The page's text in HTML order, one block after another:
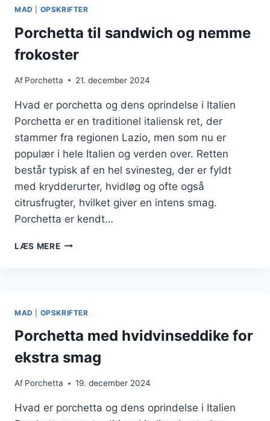
MAD OPSKRIFTER
Porchetta til sandwich og nemme
frokoster
Af Porchetta 21. december 2024
Hvad er porchetta og dens oprindelse i Italien
Porchetta er en traditionel italiensk ret, der
stammer fra regionen Lazio, men som nu er
populær i hele Italien og verden over. Retten
består typisk af en hel svinesteg, der er fyldt
med krydderurter, hvidløg og ofte også
citrusfrugter, hvilket giver en intens smag.
Porchetta er kendt…
LÆS MEREPORCHETTA
MAD OPSKRIFTER
Porchetta med hvidvinseddike for
ekstra smag
Af Porchetta 19. december 2024
Hvad er porchetta og dens oprindelse i Italien